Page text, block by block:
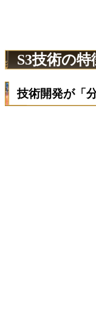
S3技術の特
技術開発が「